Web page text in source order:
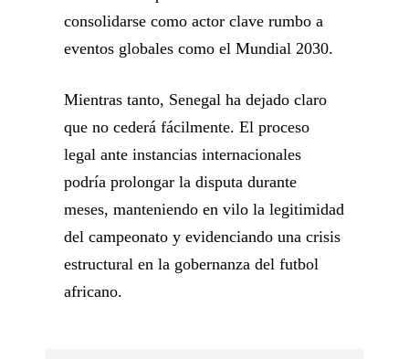
consolidarse como actor clave rumbo a
eventos globales como el Mundial 2030.
Mientras tanto, Senegal ha dejado claro
que no cederá fácilmente. El proceso
legal ante instancias internacionales
podría prolongar la disputa durante
meses, manteniendo en vilo la legitimidad
del campeonato y evidenciando una crisis
estructural en la gobernanza del futbol
africano.